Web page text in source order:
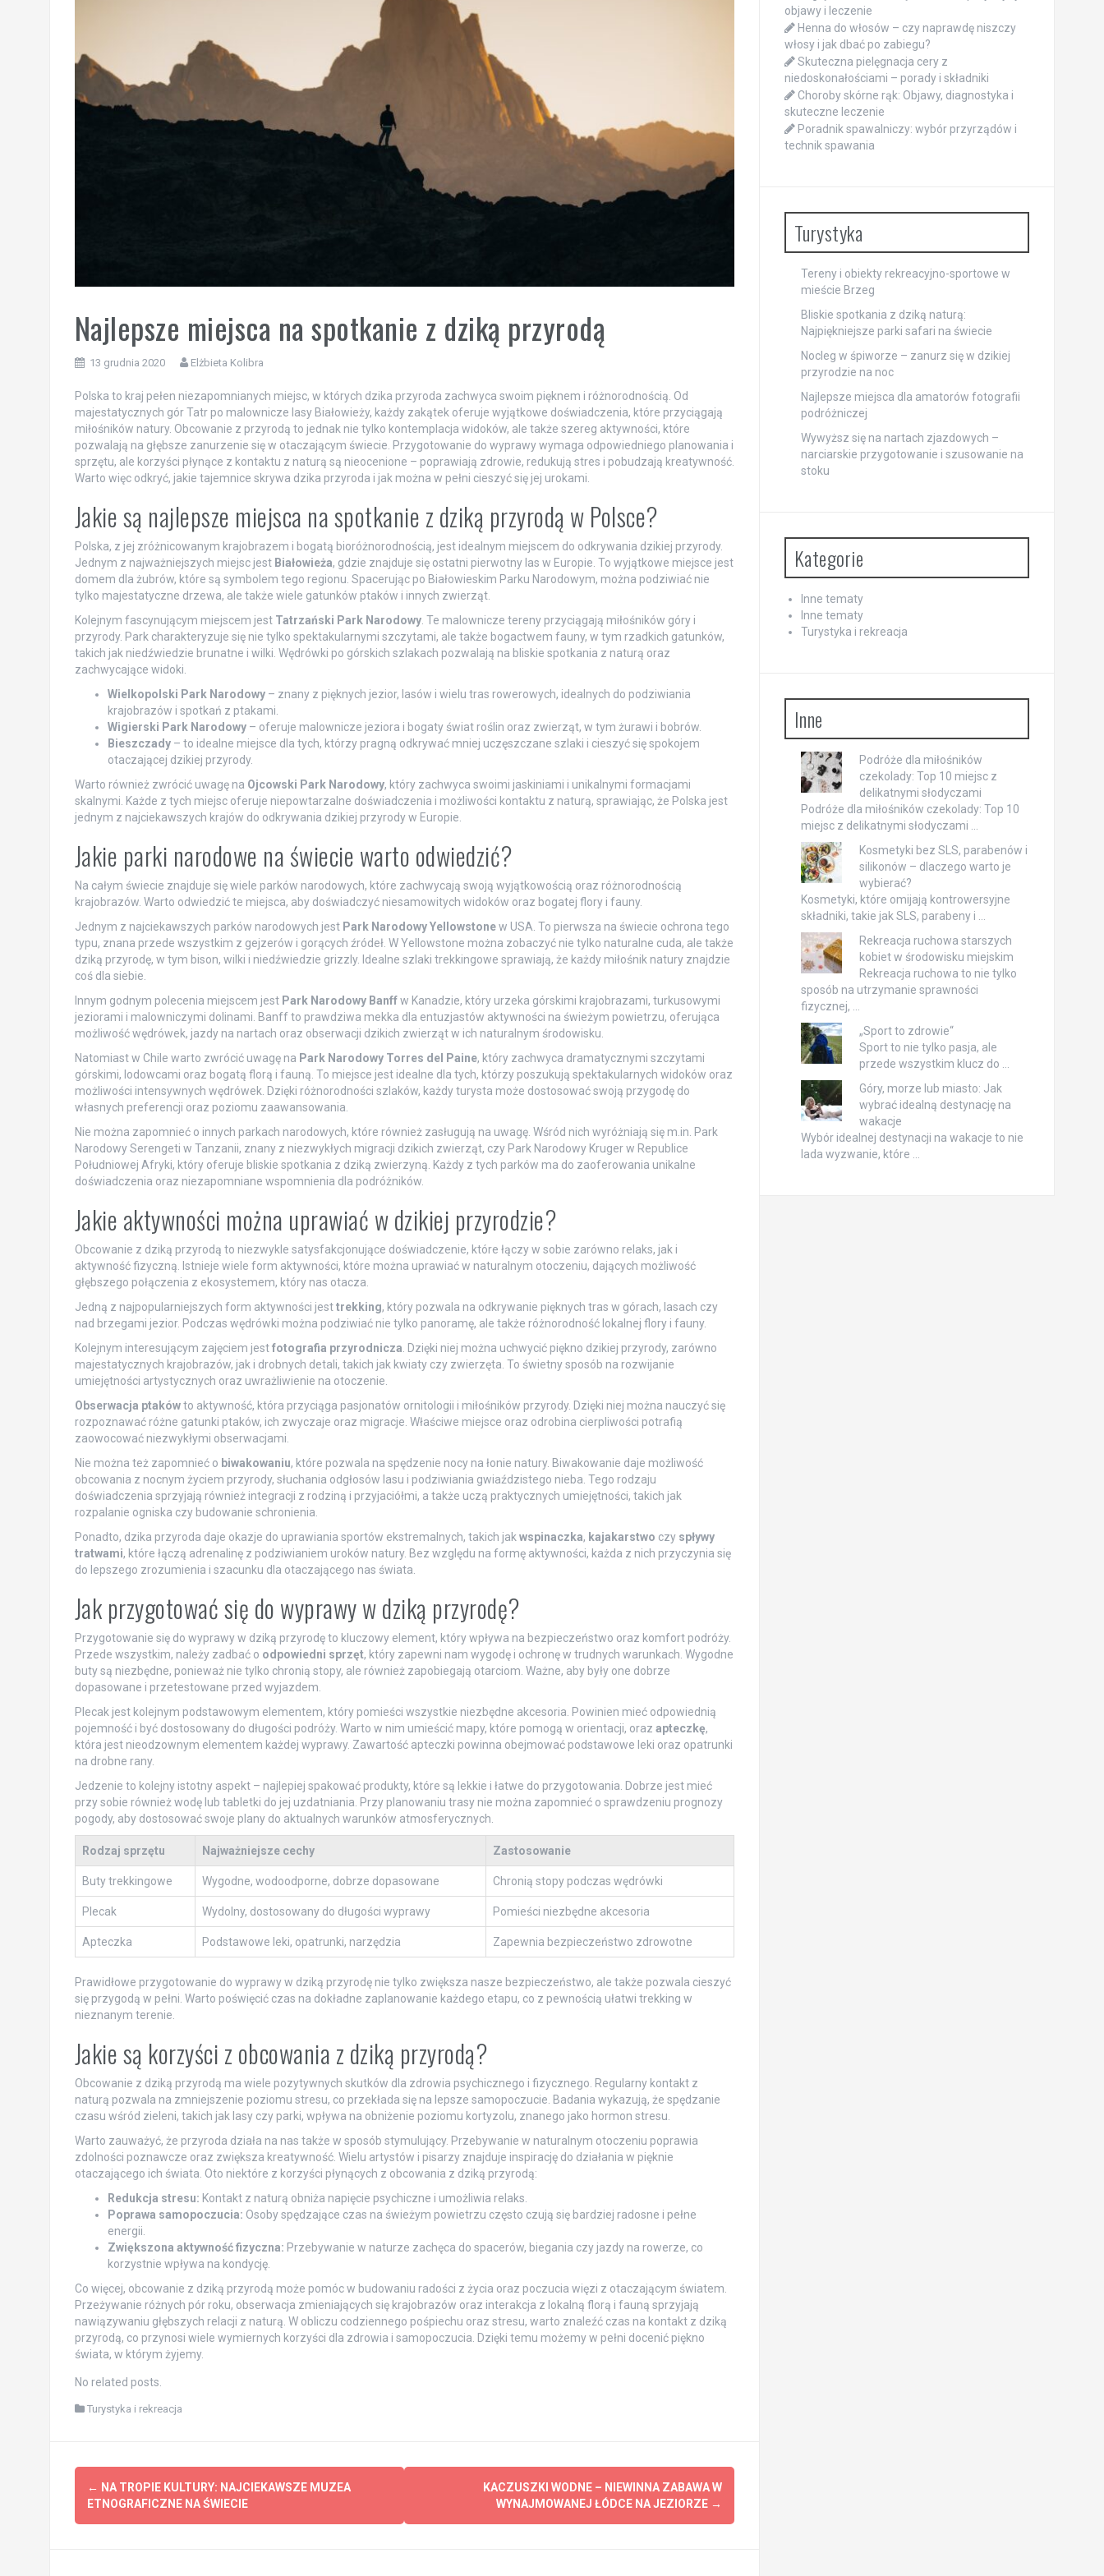
Najlepsze miejsca na spotkanie z dziką przyrodą
13 grudnia 2020 Elżbieta Kolibra
Polska to kraj pełen niezapomnianych miejsc, w których dzika przyroda zachwyca swoim pięknem i różnorodnością. Od
majestatycznych gór Tatr po malownicze lasy Białowieży, każdy zakątek oferuje wyjątkowe doświadczenia, które przyciągają
miłośników natury. Obcowanie z przyrodą to jednak nie tylko kontemplacja widoków, ale także szereg aktywności, które
pozwalają na głębsze zanurzenie się w otaczającym świecie. Przygotowanie do wyprawy wymaga odpowiedniego planowania i
sprzętu, ale korzyści płynące z kontaktu z naturą są nieocenione – poprawiają zdrowie, redukują stres i pobudzają kreatywność.
Warto więc odkryć, jakie tajemnice skrywa dzika przyroda i jak można w pełni cieszyć się jej urokami.
Jakie są najlepsze miejsca na spotkanie z dziką przyrodą w Polsce?
Polska, z jej zróżnicowanym krajobrazem i bogatą bioróżnorodnością, jest idealnym miejscem do odkrywania dzikiej przyrody.
Jednym z najważniejszych miejsc jest Białowieża, gdzie znajduje się ostatni pierwotny las w Europie. To wyjątkowe miejsce jest
domem dla żubrów, które są symbolem tego regionu. Spacerując po Białowieskim Parku Narodowym, można podziwiać nie
tylko majestatyczne drzewa, ale także wiele gatunków ptaków i innych zwierząt.
Kolejnym fascynującym miejscem jest Tatrzański Park Narodowy. Te malownicze tereny przyciągają miłośników góry i
przyrody. Park charakteryzuje się nie tylko spektakularnymi szczytami, ale także bogactwem fauny, w tym rzadkich gatunków,
takich jak niedźwiedzie brunatne i wilki. Wędrówki po górskich szlakach pozwalają na bliskie spotkania z naturą oraz
zachwycające widoki.
Wielkopolski Park Narodowy– znany z pięknych jezior, lasów i wielu tras rowerowych, idealnych do podziwiania
krajobrazów i spotkań z ptakami.
Wigierski Park Narodowy– oferuje malownicze jeziora i bogaty świat roślin oraz zwierząt, w tym żurawi i bobrów.
Bieszczady– to idealne miejsce dla tych, którzy pragną odkrywać mniej uczęszczane szlaki i cieszyć się spokojem
otaczającej dzikiej przyrody.
Warto również zwrócić uwagę na Ojcowski Park Narodowy, który zachwyca swoimi jaskiniami i unikalnymi formacjami
skalnymi. Każde z tych miejsc oferuje niepowtarzalne doświadczenia i możliwości kontaktu z naturą, sprawiając, że Polska jest
jednym z najciekawszych krajów do odkrywania dzikiej przyrody w Europie.
Jakie parki narodowe na świecie warto odwiedzić?
Na całym świecie znajduje się wiele parków narodowych, które zachwycają swoją wyjątkowością oraz różnorodnością
krajobrazów. Warto odwiedzić te miejsca, aby doświadczyć niesamowitych widoków oraz bogatej flory i fauny.
Jednym z najciekawszych parków narodowych jest Park Narodowy Yellowstonew USA. To pierwsza na świecie ochrona tego
typu, znana przede wszystkim z gejzerów i gorących źródeł. W Yellowstone można zobaczyć nie tylko naturalne cuda, ale także
dziką przyrodę, w tym bison, wilki i niedźwiedzie grizzly. Idealne szlaki trekkingowe sprawiają, że każdy miłośnik natury znajdzie
coś dla siebie.
Innym godnym polecenia miejscem jest Park Narodowy Banffw Kanadzie, który urzeka górskimi krajobrazami, turkusowymi
jeziorami i malowniczymi dolinami. Banff to prawdziwa mekka dla entuzjastów aktywności na świeżym powietrzu, oferująca
możliwość wędrówek, jazdy na nartach oraz obserwacji dzikich zwierząt w ich naturalnym środowisku.
Natomiast w Chile warto zwrócić uwagę na Park Narodowy Torres del Paine, który zachwyca dramatycznymi szczytami
górskimi, lodowcami oraz bogatą florą i fauną. To miejsce jest idealne dla tych, którzy poszukują spektakularnych widoków oraz
możliwości intensywnych wędrówek. Dzięki różnorodności szlaków, każdy turysta może dostosować swoją przygodę do
własnych preferencji oraz poziomu zaawansowania.
Nie można zapomnieć o innych parkach narodowych, które również zasługują na uwagę. Wśród nich wyróżniają się m.in. Park
Narodowy Serengeti w Tanzanii, znany z niezwykłych migracji dzikich zwierząt, czy Park Narodowy Kruger w Republice
Południowej Afryki, który oferuje bliskie spotkania z dziką zwierzyną. Każdy z tych parków ma do zaoferowania unikalne
doświadczenia oraz niezapomniane wspomnienia dla podróżników.
Jakie aktywności można uprawiać w dzikiej przyrodzie?
Obcowanie z dziką przyrodą to niezwykle satysfakcjonujące doświadczenie, które łączy w sobie zarówno relaks, jak i
aktywność fizyczną. Istnieje wiele form aktywności, które można uprawiać w naturalnym otoczeniu, dających możliwość
głębszego połączenia z ekosystemem, który nas otacza.
Jedną z najpopularniejszych form aktywności jesttrekking, który pozwala na odkrywanie pięknych tras w górach, lasach czy
nad brzegami jezior. Podczas wędrówki można podziwiać nie tylko panoramę, ale także różnorodność lokalnej flory i fauny.
Kolejnym interesującym zajęciem jestfotografia przyrodnicza . Dzięki niej można uchwycić piękno dzikiej przyrody, zarówno
majestatycznych krajobrazów, jak i drobnych detali, takich jak kwiaty czy zwierzęta. To świetny sposób na rozwijanie
umiejętności artystycznych oraz uwrażliwienie na otoczenie.
Obserwacja ptakówto aktywność, która przyciąga pasjonatów ornitologii i miłośników przyrody. Dzięki niej można nauczyć się
rozpoznawać różne gatunki ptaków, ich zwyczaje oraz migracje. Właściwe miejsce oraz odrobina cierpliwości potrafią
zaowocować niezwykłymi obserwacjami.
Nie można też zapomnieć o biwakowaniu, które pozwala na spędzenie nocy na łonie natury. Biwakowanie daje możliwość
obcowania z nocnym życiem przyrody, słuchania odgłosów lasu i podziwiania gwiaździstego nieba. Tego rodzaju
doświadczenia sprzyjają również integracji z rodziną i przyjaciółmi, a także uczą praktycznych umiejętności, takich jak
rozpalanie ogniska czy budowanie schronienia.
Ponadto, dzika przyroda daje okazje do uprawiania sportów ekstremalnych, takich jak wspinaczka, kajakarstwo czy spływy
tratwami, które łączą adrenalinę z podziwianiem uroków natury. Bez względu na formę aktywności, każda z nich przyczynia się
do lepszego zrozumienia i szacunku dla otaczającego nas świata.
Jak przygotować się do wyprawy w dziką przyrodę?
Przygotowanie się do wyprawy w dziką przyrodę to kluczowy element, który wpływa na bezpieczeństwo oraz komfort podróży.
Przede wszystkim, należy zadbać o odpowiedni sprzęt, który zapewni nam wygodę i ochronę w trudnych warunkach. Wygodne
buty są niezbędne, ponieważ nie tylko chronią stopy, ale również zapobiegają otarciom. Ważne, aby były one dobrze
dopasowane i przetestowane przed wyjazdem.
Plecak jest kolejnym podstawowym elementem, który pomieści wszystkie niezbędne akcesoria. Powinien mieć odpowiednią
pojemność i być dostosowany do długości podróży. Warto w nim umieścić mapy, które pomogą w orientacji, oraz apteczkę,
która jest nieodzownym elementem każdej wyprawy. Zawartość apteczki powinna obejmować podstawowe leki oraz opatrunki
na drobne rany.
Jedzenie to kolejny istotny aspekt – najlepiej spakować produkty, które są lekkie i łatwe do przygotowania. Dobrze jest mieć
przy sobie również wodę lub tabletki do jej uzdatniania. Przy planowaniu trasy nie można zapomnieć o sprawdzeniu prognozy
pogody, aby dostosować swoje plany do aktualnych warunków atmosferycznych.
Rodzaj sprzętu Najważniejsze cechy Zastosowanie
Buty trekkingowe Wygodne, wodoodporne, dobrze dopasowane Chronią stopy podczas wędrówki
Plecak Wydolny, dostosowany do długości wyprawy Pomieści niezbędne akcesoria
Apteczka Podstawowe leki, opatrunki, narzędzia Zapewnia bezpieczeństwo zdrowotne
Prawidłowe przygotowanie do wyprawy w dziką przyrodę nie tylko zwiększa nasze bezpieczeństwo, ale także pozwala cieszyć
się przygodą w pełni. Warto poświęcić czas na dokładne zaplanowanie każdego etapu, co z pewnością ułatwi trekking w
nieznanym terenie.
Jakie są korzyści z obcowania z dziką przyrodą?
Obcowanie z dziką przyrodą ma wiele pozytywnych skutków dla zdrowia psychicznego i fizycznego. Regularny kontakt z
naturą pozwala na zmniejszenie poziomu stresu, co przekłada się na lepsze samopoczucie. Badania wykazują, że spędzanie
czasu wśród zieleni, takich jak lasy czy parki, wpływa na obniżenie poziomu kortyzolu, znanego jako hormon stresu.
Warto zauważyć, że przyroda działa na nas także w sposób stymulujący. Przebywanie w naturalnym otoczeniu poprawia
zdolności poznawcze oraz zwiększa kreatywność. Wielu artystów i pisarzy znajduje inspirację do działania w pięknie
otaczającego ich świata. Oto niektóre z korzyści płynących z obcowania z dziką przyrodą:
Redukcja stresu: Kontakt z naturą obniża napięcie psychiczne i umożliwia relaks.
Poprawa samopoczucia: Osoby spędzające czas na świeżym powietrzu często czują się bardziej radosne i pełne
energii.
Zwiększona aktywność fizyczna: Przebywanie w naturze zachęca do spacerów, biegania czy jazdy na rowerze, co
korzystnie wpływa na kondycję.
Co więcej, obcowanie z dziką przyrodą może pomóc w budowaniu radości z życia oraz poczucia więzi z otaczającym światem.
Przeżywanie różnych pór roku, obserwacja zmieniających się krajobrazów oraz interakcja z lokalną florą i fauną sprzyjają
nawiązywaniu głębszych relacji z naturą. W obliczu codziennego pośpiechu oraz stresu, warto znaleźć czas na kontakt z dziką
przyrodą, co przynosi wiele wymiernych korzyści dla zdrowia i samopoczucia. Dzięki temu możemy w pełni docenić piękno
świata, w którym żyjemy.
No related posts.
Turystyka i rekreacja
Post
navigation
← NA TROPIE KULTURY: NAJCIEKAWSZE MUZEA
ETNOGRAFICZNE NA ŚWIECIE
KACZUSZKI WODNE – NIEWINNA ZABAWA W
WYNAJMOWANEJ ŁÓDCE NA JEZIORZE →
objawy i leczenie
Henna do włosów – czy naprawdę niszczy
włosy i jak dbać po zabiegu?
Skuteczna pielęgnacja cery z
niedoskonałościami – porady i składniki
Choroby skórne rąk: Objawy, diagnostyka i
skuteczne leczenie
Poradnik spawalniczy: wybór przyrządów i
technik spawania
Turystyka
Tereny i obiekty rekreacyjno-sportowe w
mieście Brzeg
Bliskie spotkania z dziką naturą:
Najpiękniejsze parki safari na świecie
Nocleg w śpiworze – zanurz się w dzikiej
przyrodzie na noc
Najlepsze miejsca dla amatorów fotografii
podróżniczej
Wywyższ się na nartach zjazdowych –
narciarskie przygotowanie i szusowanie na
stoku
Kategorie
Inne tematy
Inne tematy
Turystyka i rekreacja
Inne
Podróże dla miłośników
czekolady: Top 10 miejsc z
delikatnymi słodyczami
Podróże dla miłośników czekolady: Top 10
miejsc z delikatnymi słodyczami …
Kosmetyki bez SLS, parabenów i
silikonów – dlaczego warto je
wybierać?
Kosmetyki, które omijają kontrowersyjne
składniki, takie jak SLS, parabeny i …
Rekreacja ruchowa starszych
kobiet w środowisku miejskim
Rekreacja ruchowa to nie tylko
sposób na utrzymanie sprawności
fizycznej, …
„Sport to zdrowie“
Sport to nie tylko pasja, ale
przede wszystkim klucz do …
Góry, morze lub miasto: Jak
wybrać idealną destynację na
wakacje
Wybór idealnej destynacji na wakacje to nie
lada wyzwanie, które …